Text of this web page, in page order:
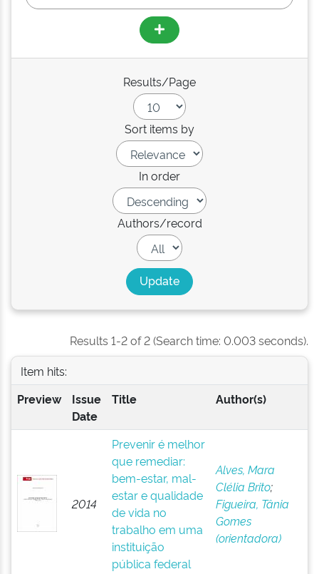
Results/Page
Sort items by
In order
Authors/record
Results 1-2 of 2 (Search time: 0.003 seconds).
Item hits:
Preview
Issue
Date
Title Author(s)
2014
Prevenir é melhor
que remediar:
bem-estar, mal-
estar e qualidade
de vida no
trabalho em uma
instituição
pública federal
Alves, Mara
Clélia Brito;
Figueira, Tânia
Gomes
(orientadora)